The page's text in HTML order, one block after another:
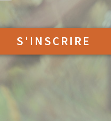
S'INSCRIRE